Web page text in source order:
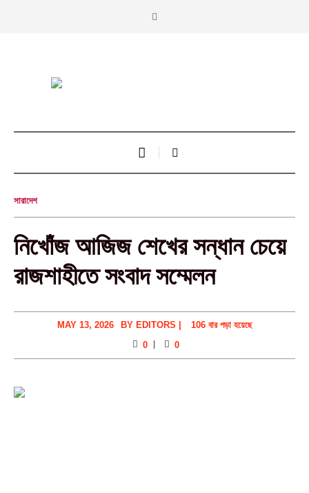
সারাদেশ
নিখোঁজ আজিজ শেখের সন্ধান চেয়ে
রাজশাহীতে সংবাদ সম্মেলন
MAY 13, 2026 BY EDITORS
106 বার পড়া হয়েছে
0
0